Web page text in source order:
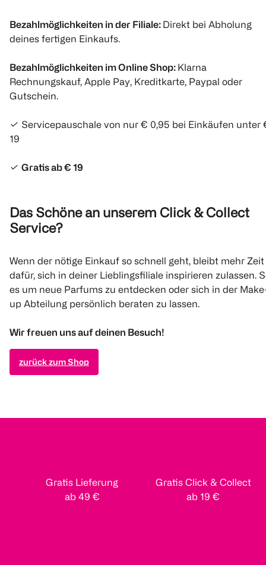
Bezahlmöglichkeiten in der Filiale: Direkt bei Abholung
deines fertigen Einkaufs.
Bezahlmöglichkeiten im Online Shop: Klarna
Rechnungskauf, Apple Pay, Kreditkarte, Paypal oder
Gutschein.
✓ Servicepauschale von nur € 0,95 bei Einkäufen unter
19
✓ Gratis ab € 19
Das Schöne an unserem Click & Collect
Service?
Wenn der nötige Einkauf so schnell geht, bleibt mehr Zeit
dafür, sich in deiner Lieblingsfiliale inspirieren zulassen.
es um neue Parfums zu entdecken oder sich in der
up Abteilung persönlich beraten zu lassen.
Wir freuen uns auf deinen Besuch!
zurück zum Shop
Gratis Lieferung
ab 49 €
Gratis Click & Collect
ab 19 €